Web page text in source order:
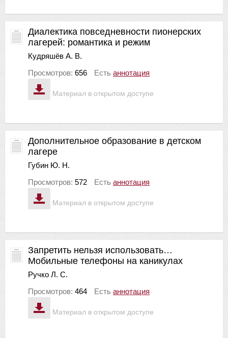
Материал в открытом доступе
Диалектика повседневности пионерских
лагерей: романтика и режим
Кудряшёв А. В.
Просмотров: 656 Есть аннотация
Материал в открытом доступе
Дополнительное образование в детском
лагере
Губин Ю. Н.
Просмотров: 572 Есть аннотация
Материал в открытом доступе
Запретить нельзя использовать…
Мобильные телефоны на каникулах
Ручко Л. С.
Просмотров: 464 Есть аннотация